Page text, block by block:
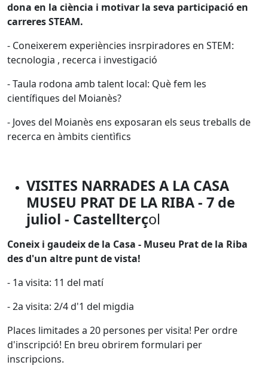
dona en la ciència i motivar la seva participació en
carreres STEAM.
- Coneixerem experiències insrpiradores en STEM:
tecnologia , recerca i investigació
- Taula rodona amb talent local: Què fem les
científiques del Moianès?
- Joves del Moianès ens exposaran els seus treballs de
recerca en àmbits cientìfics
VISITES NARRADES A LA CASA
MUSEU PRAT DE LA RIBA - 7 de
juliol - Castellterçol
Coneix i gaudeix de la Casa - Museu Prat de la Riba
des d'un altre punt de vista!
- 1a visita: 11 del matí
- 2a visita: 2/4 d'1 del migdia
Places limitades a 20 persones per visita! Per ordre
d'inscripció! En breu obrirem formulari per
inscripcions.